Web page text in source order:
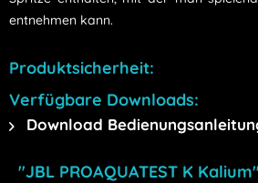
entnehmen kann.
Produktsicherheit:
Verfügbare Downloads:
Download
"JBL PROAQUATEST K Kalium"